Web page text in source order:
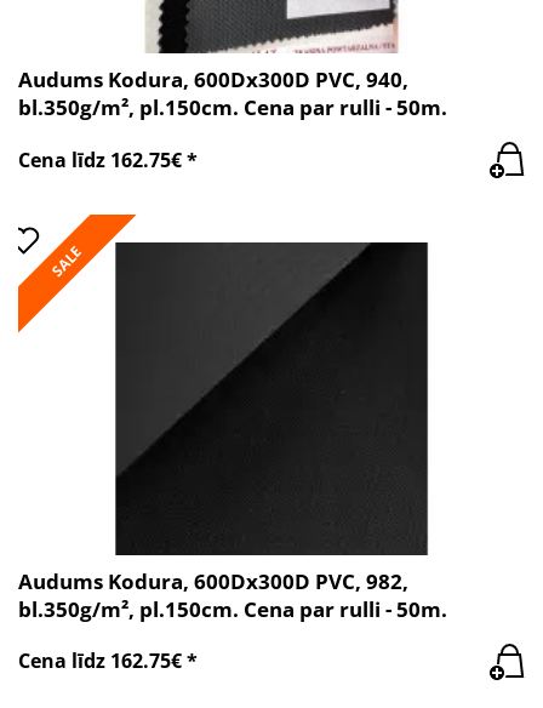
Audums Kodura, 600Dx300D PVC, 940,
bl.350g/m², pl.150cm. Cena par rulli - 50m.
Cena līdz 162.75€ *
SALE
Audums Kodura, 600Dx300D PVC, 982,
bl.350g/m², pl.150cm. Cena par rulli - 50m.
Cena līdz 162.75€ *